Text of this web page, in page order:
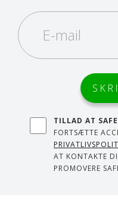
TILLAD AT
FORTSÆTTE
AT KONTAKTE
PROMOVERE